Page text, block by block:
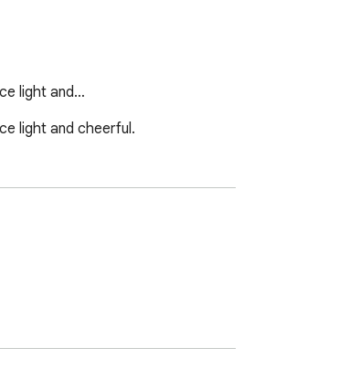
light and…
light and cheerful.